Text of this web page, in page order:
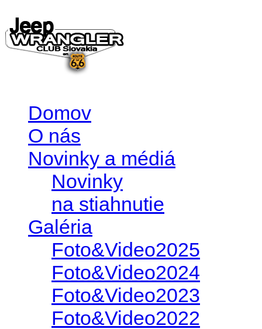
Domov
O nás
Novinky a médiá
Novinky
na stiahnutie
Galéria
Foto&Video2025
Foto&Video2024
Foto&Video2023
Foto&Video2022